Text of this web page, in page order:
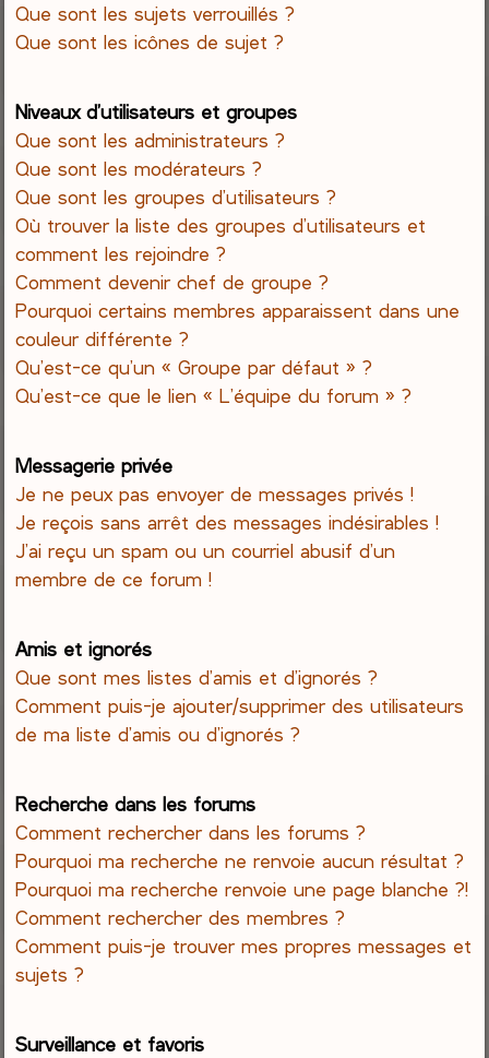
Que sont les sujets verrouillés ?
Que sont les icônes de sujet ?
Niveaux d’utilisateurs et groupes
Que sont les administrateurs ?
Que sont les modérateurs ?
Que sont les groupes d’utilisateurs ?
Où trouver la liste des groupes d’utilisateurs et
comment les rejoindre ?
Comment devenir chef de groupe ?
Pourquoi certains membres apparaissent dans une
couleur différente ?
Qu’est-ce qu’un « Groupe par défaut » ?
Qu’est-ce que le lien « L’équipe du forum » ?
Messagerie privée
Je ne peux pas envoyer de messages privés !
Je reçois sans arrêt des messages indésirables !
J’ai reçu un spam ou un courriel abusif d’un
membre de ce forum !
Amis et ignorés
Que sont mes listes d’amis et d’ignorés ?
Comment puis-je ajouter/supprimer des utilisateurs
de ma liste d’amis ou d’ignorés ?
Recherche dans les forums
Comment rechercher dans les forums ?
Pourquoi ma recherche ne renvoie aucun résultat ?
Pourquoi ma recherche renvoie une page blanche ?!
Comment rechercher des membres ?
Comment puis-je trouver mes propres messages et
sujets ?
Surveillance et favoris